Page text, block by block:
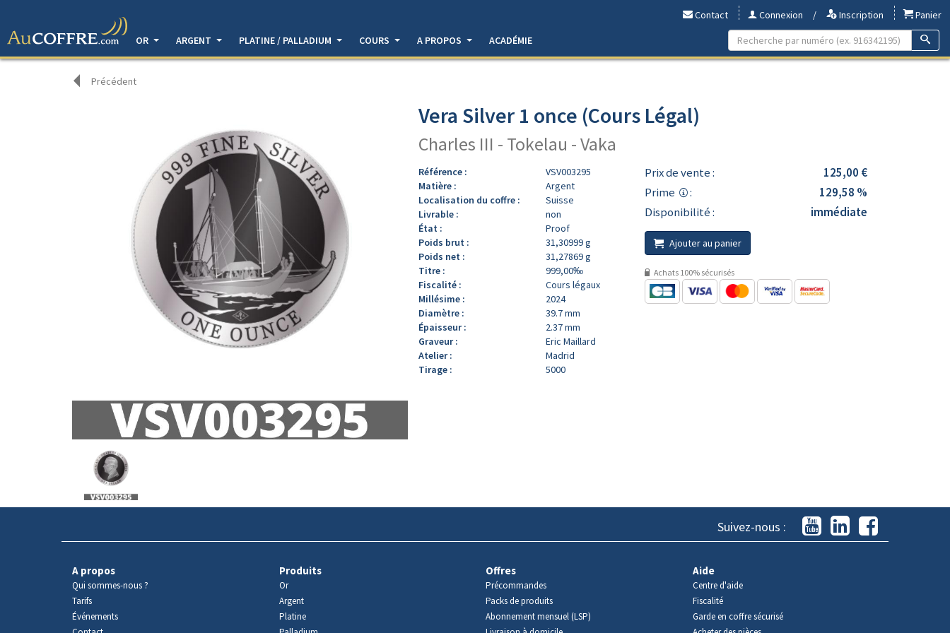
Contact Connexion / Inscription
Panier
OR
ARGENT PLATINE / PALLADIUM COURS A PROPOS ACADÉMIE
Précédent
produit
Vera Silver 1 once (Cours Légal)
Charles III - Tokelau - Vaka
Référence :
VSV003295
Matière :
Argent
Localisation du coffre :
Suisse
Livrable :
non
État :
Proof
Poids brut :
31,30999 g
Poids net :
31,27869 g
Titre :
999,00‰
Fiscalité :
Cours légaux
Millésime :
2024
Diamètre :
39.7 mm
Épaisseur :
2.37 mm
Graveur :
Eric Maillard
Atelier :
Madrid
Tirage :
5000
Prix de vente :
125,00 €
Prime
:
129,58 %
Disponibilité :
immédiate
Ajouter au panier
Achats 100% sécurisés
Suivez-nous :
A propos
Qui sommes-nous ?
Tarifs
Événements
Produits
Or
Argent
Platine
Offres
Précommandes
Packs de produits
Abonnement mensuel (LSP)
Aide
Centre d'aide
Fiscalité
Garde en coffre sécurisé